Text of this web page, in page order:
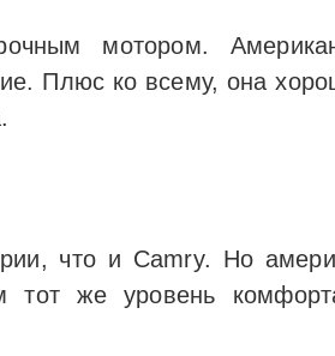
мотором.
Плюс ко всему, она
что и Camry. Но
тот же уровень